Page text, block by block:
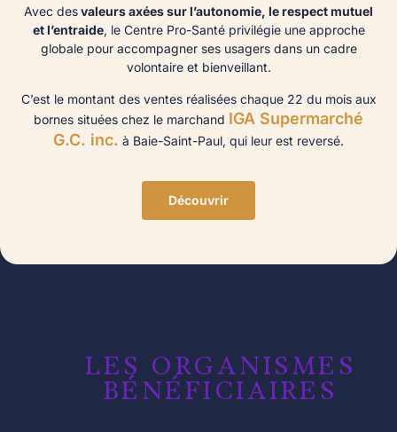
Avec desvaleurs axées sur l’autonomie, le respect mutuel
et l’entraide, le Centre Pro-Santé privilégie une approche
globale pour accompagner ses usagers dans un cadre
volontaire et bienveillant.
C’est le montant des ventes réalisées chaque 22 du mois aux
bornes situées chez le marchand IGA Supermarché
G.C. inc. à Baie-Saint-Paul, qui leur est reversé.
Découvrir
LES ORGANISMES
BÉNÉFICIAIRES